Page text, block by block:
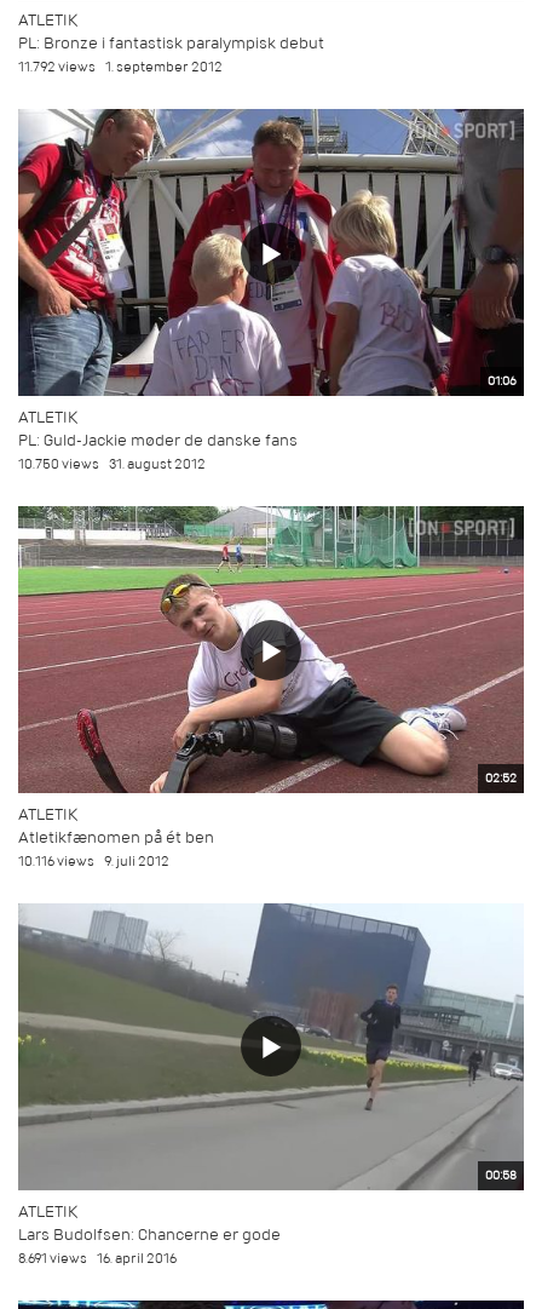
ATLETIK
PL: Bronze i fantastisk paralympisk debut
11.792 views 1. september 2012
01:06
ATLETIK
PL: Guld-Jackie møder de danske fans
10.750 views 31. august 2012
02:52
ATLETIK
Atletikfænomen på ét ben
10.116 views 9. juli 2012
00:58
ATLETIK
Lars Budolfsen: Chancerne er gode
8.691 views 16. april 2016